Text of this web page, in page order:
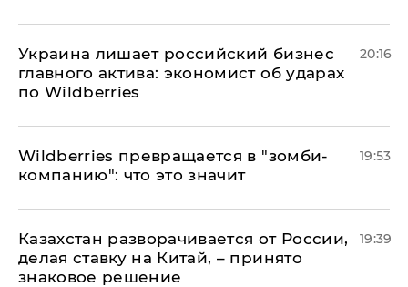
​Украина лишает российский бизнес
главного актива: экономист об ударах
по Wildberries
20:16
Wildberries превращается в "зомби-
компанию": что это значит
19:53
Казахстан разворачивается от России,
делая ставку на Китай, – принято
знаковое решение
19:39